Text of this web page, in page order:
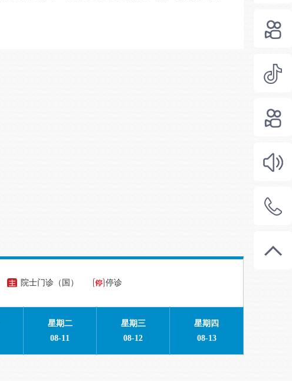
院士门诊（国） 停诊
星期二
08-11
星期三
08-12
星期四
08-13